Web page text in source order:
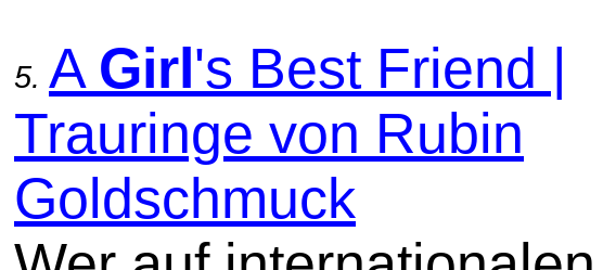
5. A Girl's Best Friend |
Trauringe von Rubin
Goldschmuck